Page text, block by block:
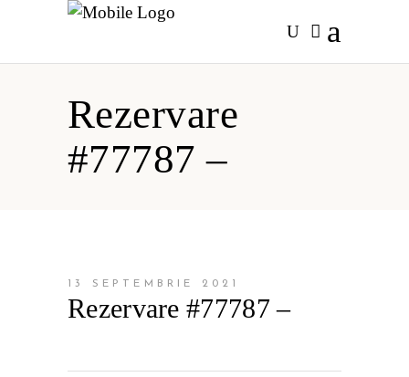
Rezervare
#77787 –
13 SEPTEMBRIE 2021
Rezervare #77787 –